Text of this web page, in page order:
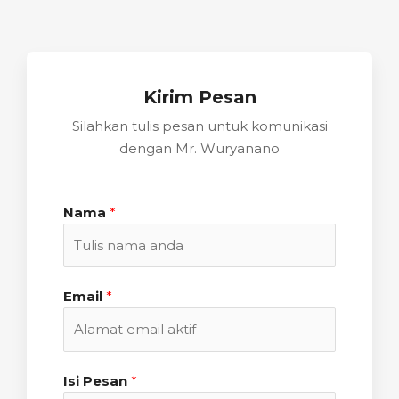
Kirim Pesan
Silahkan tulis pesan untuk komunikasi
dengan Mr. Wuryanano
Nama *
Email *
Isi Pesan *